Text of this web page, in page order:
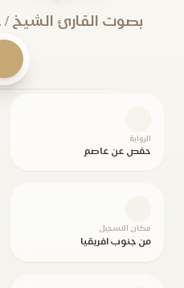
بصوت القارئ الشيخ /
الرواية
حفص عن عاصم
مكان التسجيل
من جنوب افريقيا